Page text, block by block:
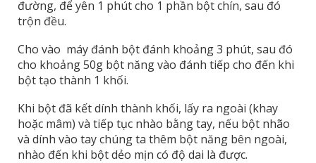
đường, để yên 1 phút cho 1 phần bột chín, sau đó
trộn đều.
Cho vào máy đánh bột đánh khoảng 3 phút, sau đó
cho khoảng 50g bột năng vào đánh tiếp cho đến khi
bột tạo thành 1 khối.
Khi bột đã kết dính thành khối, lấy ra ngoài (khay
hoặc mâm) và tiếp tục nhào bằng tay, nếu bột nhão
và dính vào tay chúng ta thêm bột năng bên ngoài,
nhào đến khi bột dẻo mịn có độ dai là được.